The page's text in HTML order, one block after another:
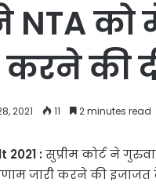
NTA को
करने की
2021 11 2 minutes read
2021 : सुप्रीम कोर्ट ने
जारी करने की इजाजत